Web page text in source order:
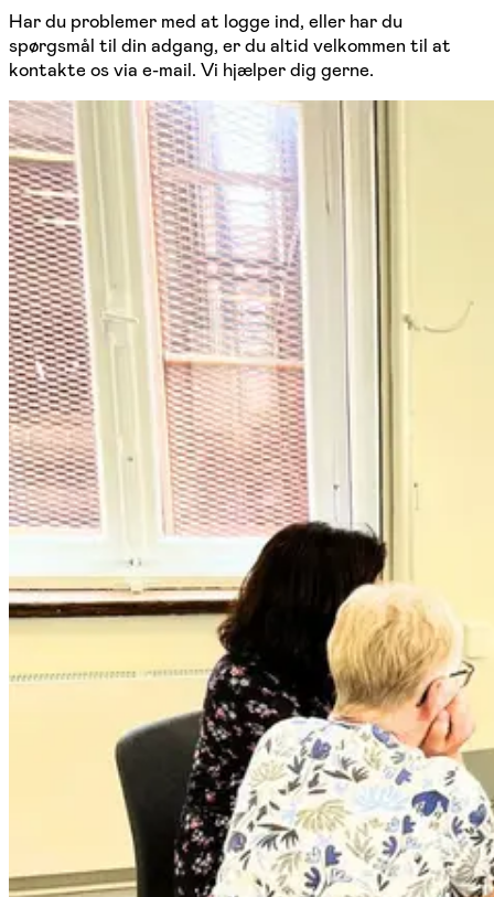
Har du problemer med at logge ind, eller har du
spørgsmål til din adgang, er du altid velkommen til at
kontakte os via e-mail. Vi hjælper dig gerne.